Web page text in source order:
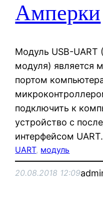
Амперки
Модуль USB-UART
модуля) является
портом
подключить к
устройство c
интерфейсом UART.
UART, модуль
20.08.2018 12:09